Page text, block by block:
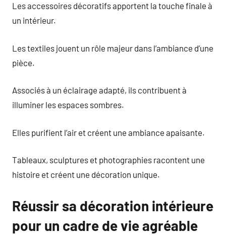
Les accessoires décoratifs apportent la touche finale à
un intérieur.
Les textiles jouent un rôle majeur dans l’ambiance d’une
pièce.
Associés à un éclairage adapté, ils contribuent à
illuminer les espaces sombres.
Elles purifient l’air et créent une ambiance apaisante.
Tableaux, sculptures et photographies racontent une
histoire et créent une décoration unique.
Réussir sa décoration intérieure
pour un cadre de vie agréable